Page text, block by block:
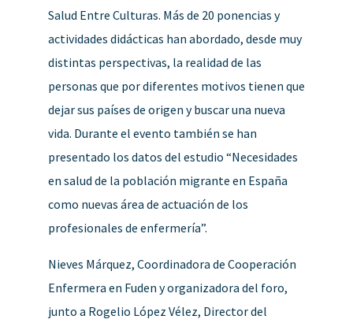
Salud Entre Culturas. Más de 20 ponencias y
actividades didácticas han abordado, desde muy
distintas perspectivas, la realidad de las
personas que por diferentes motivos tienen que
dejar sus países de origen y buscar una nueva
vida. Durante el evento también se han
presentado los datos del estudio “Necesidades
en salud de la población migrante en España
como nuevas área de actuación de los
profesionales de enfermería”.
Nieves Márquez, Coordinadora de Cooperación
Enfermera en Fuden y organizadora del foro,
junto a Rogelio López Vélez, Director del